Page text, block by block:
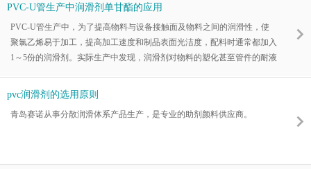
PVC-U管生产中润滑剂单甘酯的应用
PVC-U管生产中，为了提高物料与设备接触面及物料之间的润滑性，使
聚氯乙烯易于加工，提高加工速度和制品表面光洁度，配料时通常都加入
1～5份的润滑剂。实际生产中发现，润滑剂对物料的塑化甚至管件的耐液
pvc润滑剂的选用原则
青岛赛诺从事分散润滑体系产品生产，是专业的助剂颜料供应商。